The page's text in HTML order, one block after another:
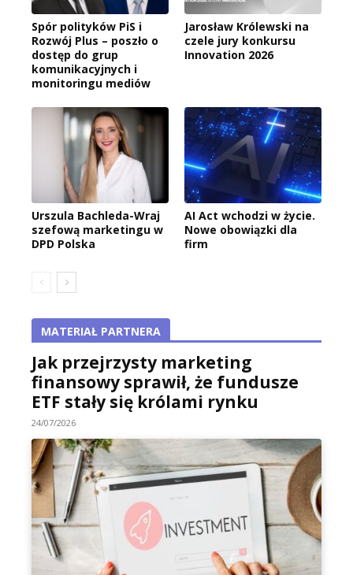
Spór polityków PiS i
Rozwój Plus – poszło o
dostęp do grup
komunikacyjnych i
monitoringu mediów
Jarosław Królewski na
czele jury konkursu
Innovation 2026
Urszula Bachleda-Wraj
szefową marketingu w
DPD Polska
AI Act wchodzi w życie.
Nowe obowiązki dla
firm
MATERIAŁ PARTNERA
Jak przejrzysty marketing
finansowy sprawił, że fundusze
ETF stały się królami rynku
24/07/2026